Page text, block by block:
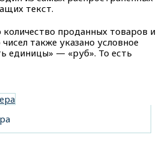
текст.
проданных товаров и
также указано условное
единицы» — «руб». То есть